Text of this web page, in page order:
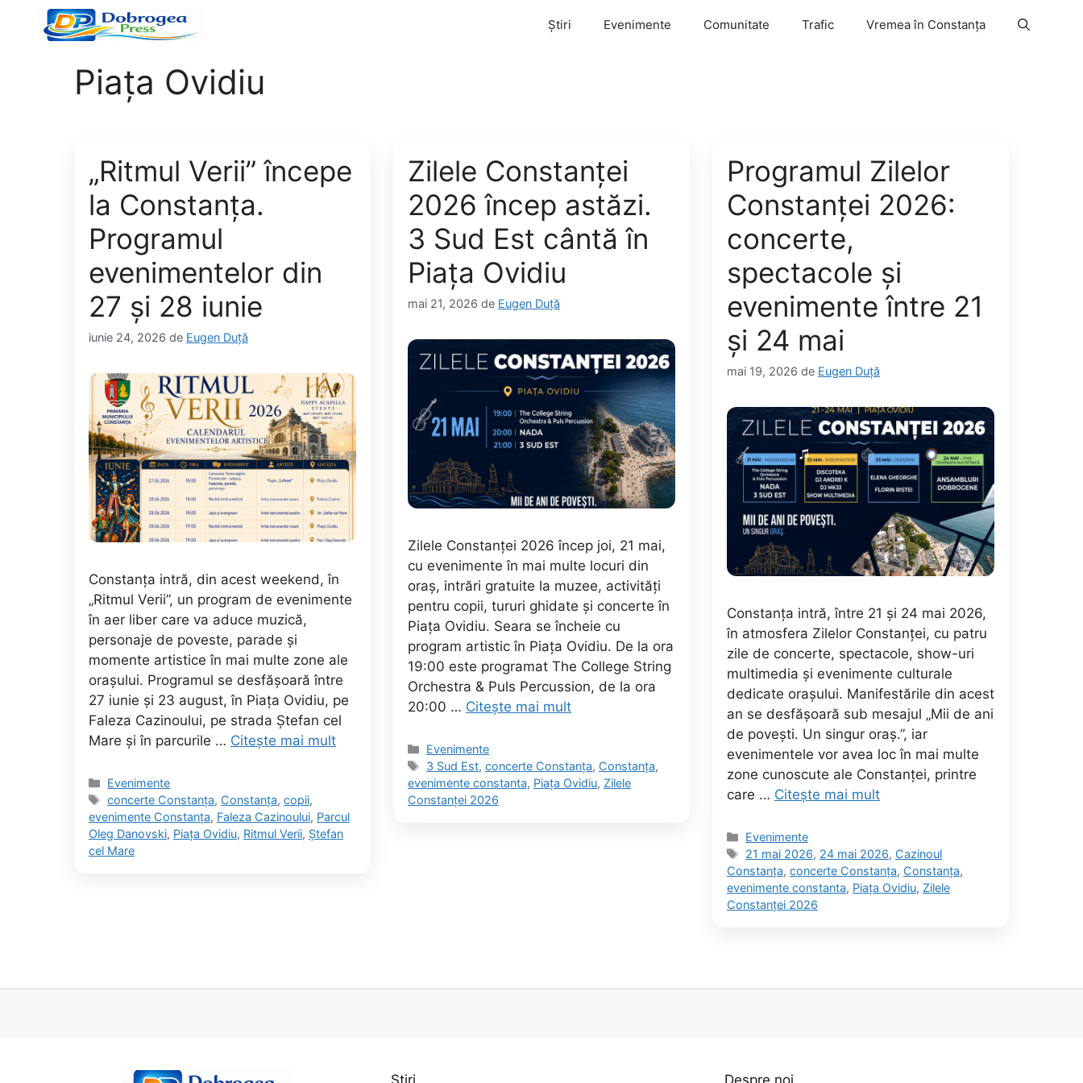
Știri Evenimente Comunitate Trafic Vremea în Constanța
Piața Ovidiu
„Ritmul Verii” începe
la Constanța.
Programul
evenimentelor din
27 și 28 iunie
iunie 24, 2026 de Eugen Duță
Constanța intră, din acest weekend, în
„Ritmul Verii”, un program de evenimente
în aer liber care va aduce muzică,
personaje de poveste, parade și
momente artistice în mai multe zone ale
orașului. Programul se desfășoară între
27 iunie și 23 august, în Piața Ovidiu, pe
Faleza Cazinoului, pe strada Ștefan cel
Mare și în parcurile … Citește mai mult
Categorii
Evenimente
Etichete
concerte Constanța, Constanța,copii,
evenimente Constanța, Faleza Cazinoului, Parcul
Oleg Danovski, Piața Ovidiu, Ritmul Verii, Ștefan
cel Mare
Zilele Constanței
2026 încep astăzi.
3 Sud Est cântă în
Piața Ovidiu
mai 21, 2026 de Eugen Duță
Zilele Constanței 2026 încep joi, 21 mai,
cu evenimente în mai multe locuri din
oraș, intrări gratuite la muzee, activități
pentru copii, tururi ghidate și concerte în
Piața Ovidiu. Seara se încheie cu
program artistic în Piața Ovidiu. De la ora
19:00 este programat The College String
Orchestra & Puls Percussion, de la ora
20:00 … Citește mai mult
Categorii
Evenimente
Etichete
3 Sud Est,concerte Constanța, Constanța,
evenimente constanta, Piața Ovidiu, Zilele
Constanței 2026
Programul Zilelor
Constanței 2026:
concerte,
spectacole și
evenimente între 21
și 24 mai
mai 19, 2026 de Eugen Duță
Constanța intră, între 21 și 24 mai 2026,
în atmosfera Zilelor Constanței, cu patru
zile de concerte, spectacole, show-uri
multimedia și evenimente culturale
dedicate orașului. Manifestările din acest
an se desfășoară sub mesajul „Mii de ani
de povești. Un singur oraș.”, iar
evenimentele vor avea loc în mai multe
zone cunoscute ale Constanței, printre
care … Citește mai mult
Categorii
Evenimente
Etichete
21 mai 2026, 24 mai 2026, Cazinoul
Constanța, concerte Constanța, Constanța,
evenimente constanta, Piața Ovidiu, Zilele
Constanței 2026